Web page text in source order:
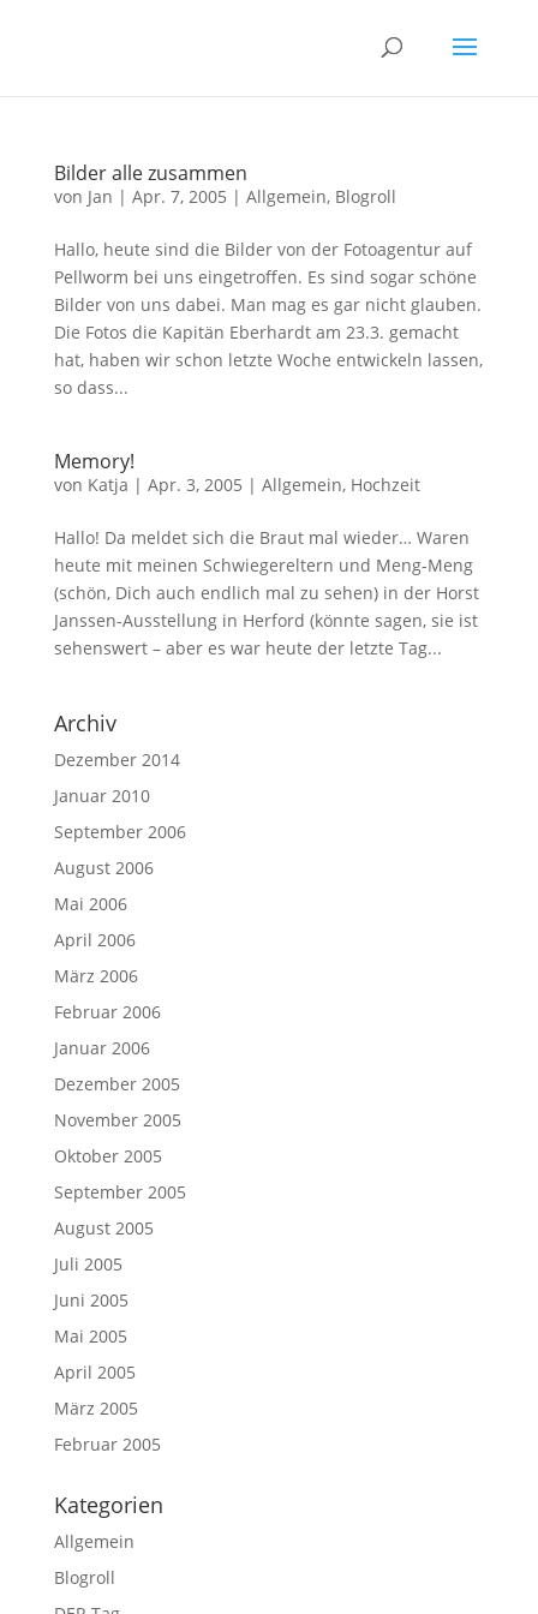
Bilder alle zusammen
von Jan | Apr. 7, 2005 | Allgemein, Blogroll
Hallo, heute sind die Bilder von der Fotoagentur auf
Pellworm bei uns eingetroffen. Es sind sogar schöne
Bilder von uns dabei. Man mag es gar nicht glauben.
Die Fotos die Kapitän Eberhardt am 23.3. gemacht
hat, haben wir schon letzte Woche entwickeln lassen,
so dass...
Memory!
von Katja | Apr. 3, 2005 | Allgemein, Hochzeit
Hallo! Da meldet sich die Braut mal wieder… Waren
heute mit meinen Schwiegereltern und Meng-Meng
(schön, Dich auch endlich mal zu sehen) in der Horst
Janssen-Ausstellung in Herford (könnte sagen, sie ist
sehenswert – aber es war heute der letzte Tag...
Archiv
Dezember 2014
Januar 2010
September 2006
August 2006
Mai 2006
April 2006
März 2006
Februar 2006
Januar 2006
Dezember 2005
November 2005
Oktober 2005
September 2005
August 2005
Juli 2005
Juni 2005
Mai 2005
April 2005
März 2005
Februar 2005
Kategorien
Allgemein
Blogroll